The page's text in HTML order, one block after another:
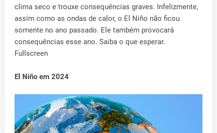
clima seco e trouxe consequências graves. Infelizmente,
assim como as ondas de calor, o El Niño não ficou
somente no ano passado. Ele também provocará
consequências esse ano. Saiba o que esperar.
Fullscreen
El Niño em 2024